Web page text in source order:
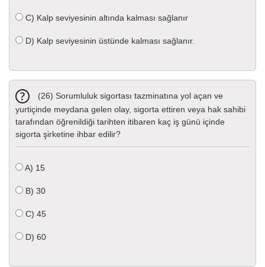
C) Kalp seviyesinin altında kalması sağlanır
D) Kalp seviyesinin üstünde kalması sağlanır.
(26) Sorumluluk sigortası tazminatına yol açan ve
yurtiçinde meydana gelen olay, sigorta ettiren veya hak sahibi
tarafından öğrenildiği tarihten itibaren kaç iş günü içinde
sigorta şirketine ihbar edilir?
A) 15
B) 30
C) 45
D) 60